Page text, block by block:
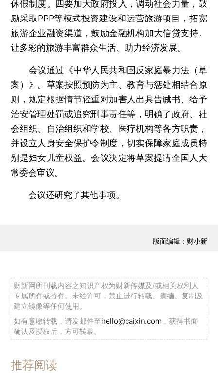
休假制度。四要加大政府投入，调动社会力量，鼓
励采取PPP等模式投资建设和运营旅游项目，拓宽
旅游企业融资渠道，鼓励金融机构加大信贷支持。
让多彩的旅游丰富群众生活、助力经济发展。
会议通过《中华人民共和国反家庭暴力法（草
案）》。草案按照预防为主、教育与惩处相结合原
则，规定根据情节轻重对加害人出具告诫书、给予
治安管理处罚或追究刑事责任等，明确了政府、社
会组织、自治组织和学校、医疗机构等各方职责，
并设立人身安全保护令制度，切实保障家庭成员特
别是妇女儿童权益。会议决定将草案提请全国人大
常委会审议。
会议还研究了其他事项。
版面编辑：财小新
财新网所刊载内容之知识产权为财新传媒及/或相关权利人
专属所有或持有。未经许可，禁止进行转载、摘编、复制及
建立镜像等任何使用。
如有意愿转载，请发邮件至hello@caixin.com ，获得书面
确认及授权后，方可转载。
推荐阅读